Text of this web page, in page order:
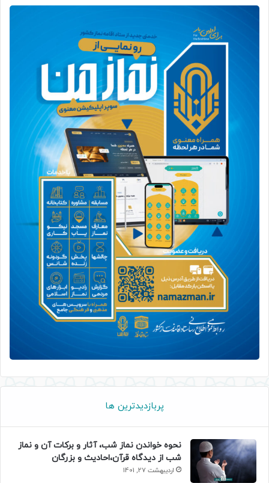
پربازدیدترین ها
نحوه خواندن نماز شب، آثار و برکات آن و نماز
شب از دیدگاه قرآن،احادیث و بزرگان
اردیبهشت 27, 1401